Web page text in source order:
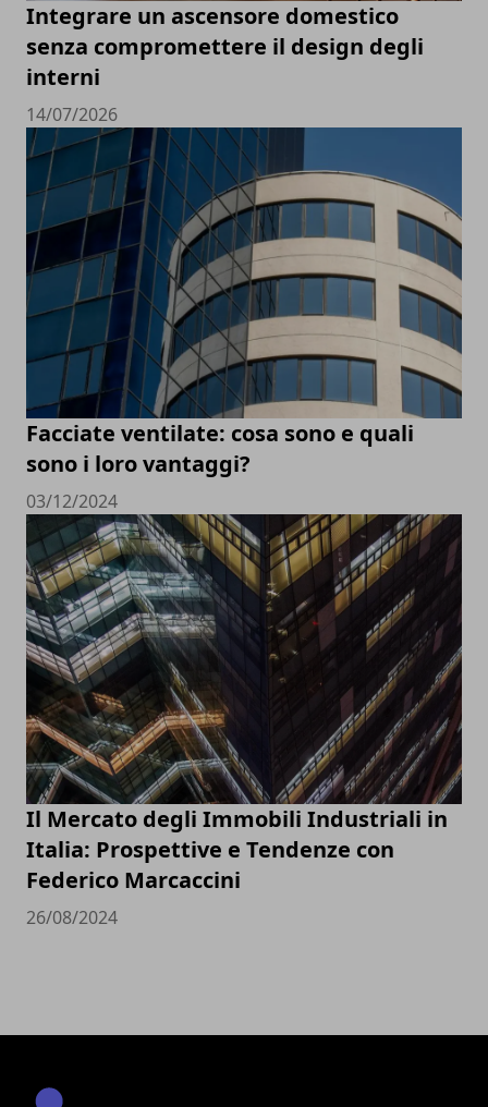
Integrare un ascensore domestico
senza compromettere il design degli
interni
14/07/2026
Facciate ventilate: cosa sono e quali
sono i loro vantaggi?
03/12/2024
Il Mercato degli Immobili Industriali in
Italia: Prospettive e Tendenze con
Federico Marcaccini
26/08/2024